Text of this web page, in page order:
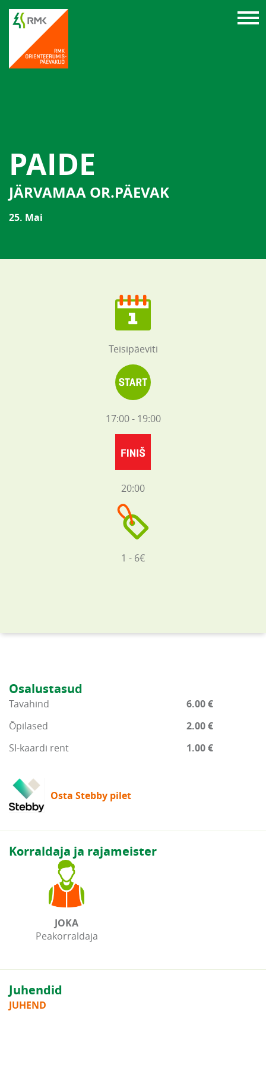
PAIDE
JÄRVAMAA OR.PÄEVAK
25. Mai
Teisipäeviti
17:00 - 19:00
20:00
1 - 6€
Osalustasud
Tavahind
6.00 €
Õpilased
2.00 €
SI-kaardi rent
1.00 €
Osta Stebby pilet
Korraldaja ja rajameister
JOKA
Peakorraldaja
Juhendid
JUHEND